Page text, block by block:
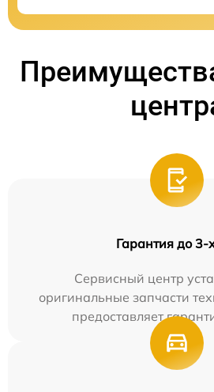
Гарантия до 3-
Сервисный центр
оригинальные запчасти
предоставляет